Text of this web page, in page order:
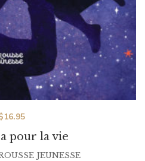
pour la vie
16.95
JEUNESSE